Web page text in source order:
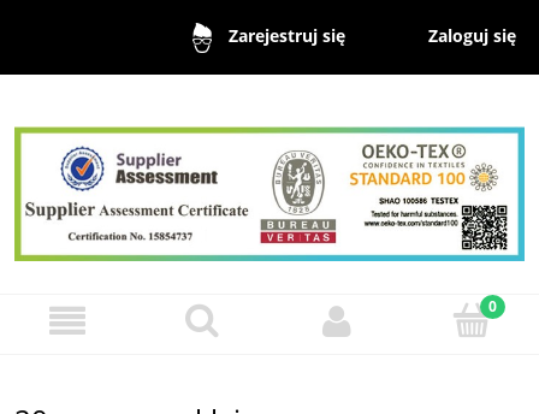
Zarejestruj się Zaloguj się